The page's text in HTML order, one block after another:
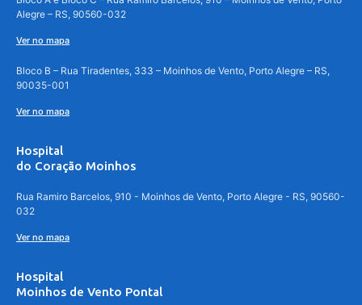
Alegre – RS, 90560-032
Ver no mapa
Bloco B – Rua Tiradentes, 333 – Moinhos de Vento, Porto Alegre – RS,
90035-001
Ver no mapa
Hospital
do Coração Moinhos
Rua Ramiro Barcelos, 910 - Moinhos de Vento, Porto Alegre - RS, 90560-
032
Ver no mapa
Hospital
Moinhos de Vento Pontal